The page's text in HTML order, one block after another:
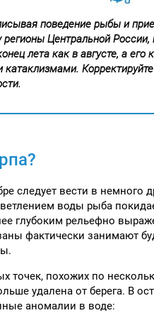
поведение рыбы и
Центральной России,
лета как в августе, а
катаклизмами.
следует вести в немного
воды рыба
глубоким рельефно
фактически занимают
точек, похожих по
удалена от берега. В
аномалии в воде: